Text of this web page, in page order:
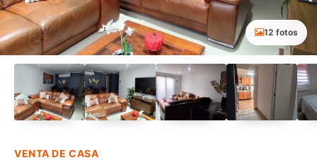
12 fotos
VENTA DE CASA